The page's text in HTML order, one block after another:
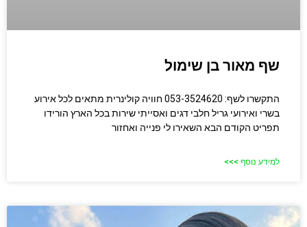
שף מאור בן שימול
התקשרו לשף: 053-3524620 חוויה קולינרית מתאים לכל אירוע
בשרי ואירועי גריל חלבי דגים ואסייתי שירות בכל הארץ הורידו
תפריט הקודם הבא השאירו לי פנייה ואחזור
למידע נוסף >>>